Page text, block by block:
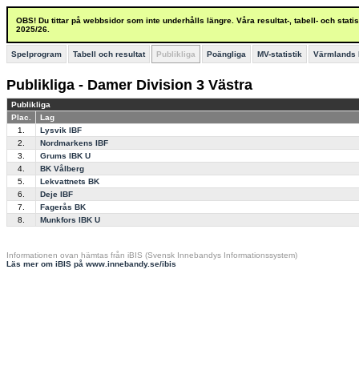
OBS! Du tittar på webbsidor som inte underhålls längre. Våra resultat-, tabell- och
2025/26.
Spelprogram Tabell och resultat Publikliga Poängliga MV-statistik Värmlands
Publikliga - Damer Division 3 Västra
Publikliga
Plac.
Lag
1.
Lysvik IBF
2.
Nordmarkens IBF
3.
Grums IBK U
4.
BK Vålberg
5.
Lekvattnets BK
6.
Deje IBF
7.
Fagerås BK
8.
Munkfors IBK U
Informationen ovan hämtas från iBIS (Svensk Innebandys Informationssystem)
Läs mer om iBIS på www.innebandy.se/ibis